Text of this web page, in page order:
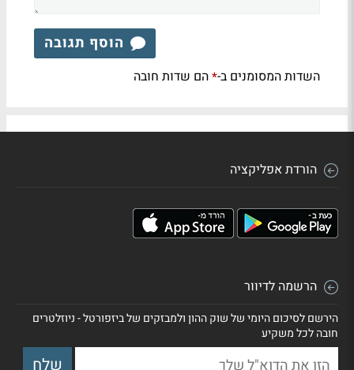
הוסף תגובה
השדות המסומנים ב-*הם שדות חובה
הורדת אפליקציה
הרשמה לדיוור
הירשם לסיכום היומי של שוק ההון ולמבזקים של ביזפורטל - ניוזלטרים
חובה לכל משקיע